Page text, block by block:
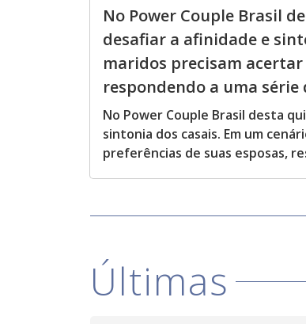
No Power Couple Brasil
desafiar a afinidade e
maridos precisam
respondendo a uma série
No Power Couple Brasil desta
sintonia dos casais. Em um
preferências de suas esposas,
Últimas